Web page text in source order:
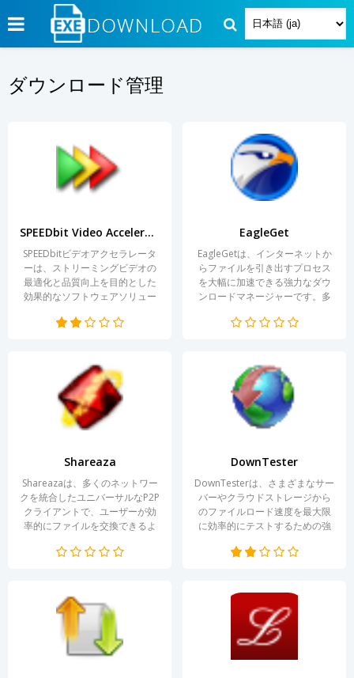
ダウンロード管理
SPEEDbit Video Accelerator
SPEEDbitビデオアクセラレータ
ーは、ストリーミングビデオの
最適化と品質向上を目的とした
効果的なソフトウェアソリュー
まざまなプラットフォームでビ
とって不可欠となります。読み
込み速度と再生速度が大幅に向
上し、視聴体験がより快適で途
切れ...
EagleGet
EagleGetは、インターネットか
らファイルを引き出すプロセス
を大幅に加速できる強力なダウ
ンロードマネージャーです。多
的な操作により、このプログラ
なカテゴリーに整理することも
可能にします。現代のネットワ
ーク技術の特性を考慮し、Eagl...
Shareaza
Shareazaは、多くのネットワー
クを統合したユニバーサルなP2P
クライアントで、ユーザーが効
率的にファイルを交換できるよ
は、Gnutella、Gnutella2、
います。これにより、Shareaza
は豊富なマルチメディ...
DownTester
DownTesterは、さまざまなサー
バーやクラウドストレージから
のファイルロード速度を最大限
に効率的にテストするための強
部および外部のネットワークイ
を得ることができます。このア
プリケーションを使用すること
で、ロード速度を確認するだけ
で...